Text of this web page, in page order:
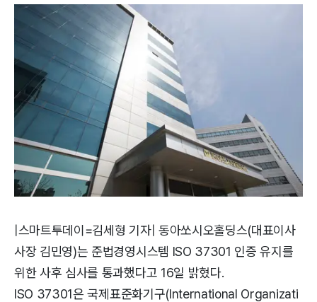
|스마트투데이=김세형 기자| 동아쏘시오홀딩스(대표이사
사장 김민영)는 준법경영시스템 ISO 37301 인증 유지를
위한 사후 심사를 통과했다고 16일 밝혔다.
ISO 37301은 국제표준화기구(International Organizati